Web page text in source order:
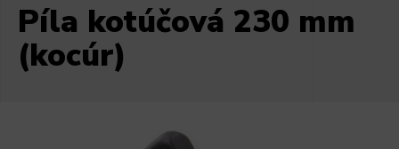
Píla kotúčová 230 mm
(kocúr)